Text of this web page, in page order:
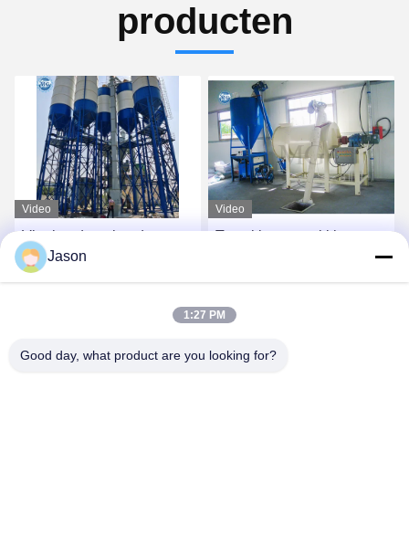
producten
Video
Vinnige dosering droog
poeder mortel plant muur
putty zand cement
Video
Type klep verpakking
menginstallatie muurvuller
voegmiddel making
Jason
1:27 PM
Good day, what product are you looking for?